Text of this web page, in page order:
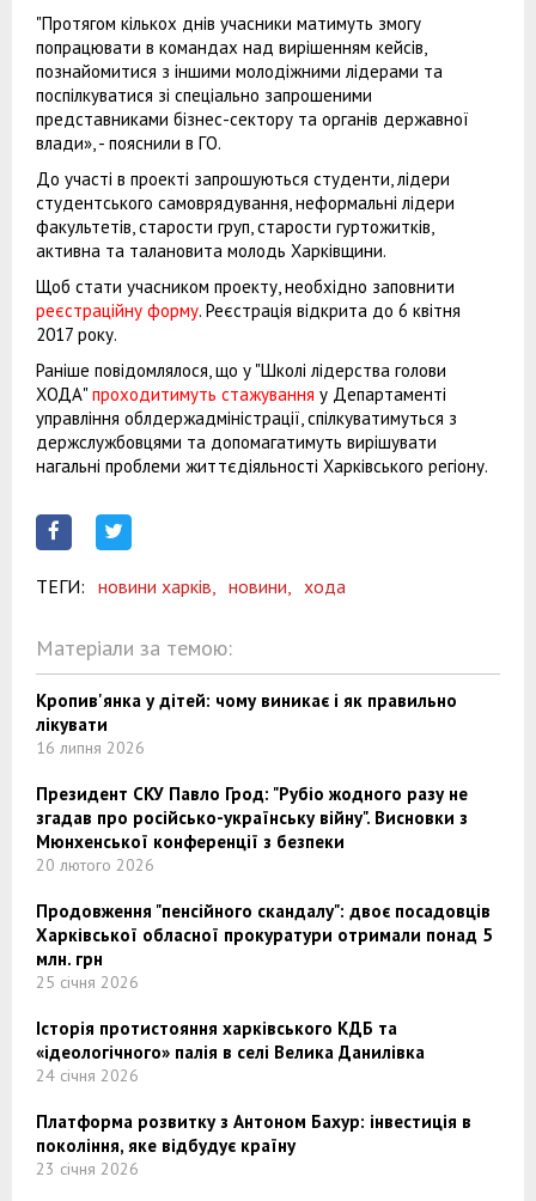
"Протягом кількох днів учасники матимуть змогу
попрацювати в командах над вирішенням кейсів,
познайомитися з іншими молодіжними лідерами та
поспілкуватися зі спеціально запрошеними
представниками бізнес-сектору та органів державної
влади», - пояснили в ГО.
До участі в проекті запрошуються студенти, лідери
студентського самоврядування, неформальні лідери
факультетів, старости груп, старости гуртожитків,
активна та талановита молодь Харківщини.
Щоб стати учасником проекту, необхідно заповнити
реєстраційну форму. Реєстрація відкрита до 6 квітня
2017 року.
Раніше повідомлялося, що у "Школі лідерства голови
ХОДА" проходитимуть стажування у Департаменті
управління облдержадміністрації, спілкуватимуться з
держслужбовцями та допомагатимуть вирішувати
нагальні проблеми життєдіяльності Харківського регіону.
ТЕГИ: новини харків, новини, хода
Матеріали за темою:
Кропив'янка у дітей: чому виникає і як правильно
лікувати
16 липня 2026
Президент СКУ Павло Грод: "Рубіо жодного разу не
згадав про російсько-українську війну". Висновки з
Мюнхенської конференції з безпеки
20 лютого 2026
Продовження "пенсійного скандалу": двоє посадовців
Харківської обласної прокуратури отримали понад 5
млн. грн
25 січня 2026
Історія протистояння харківського КДБ та
«ідеологічного» палія в селі Велика Данилівка
24 січня 2026
Платформа розвитку з Антоном Бахур: інвестиція в
покоління, яке відбудує країну
23 січня 2026